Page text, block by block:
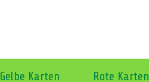
Gelbe Karten Rote Karten